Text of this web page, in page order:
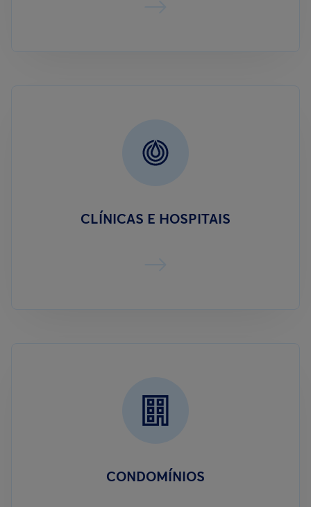
CLÍNICAS E HOSPITAIS
CONDOMÍNIOS